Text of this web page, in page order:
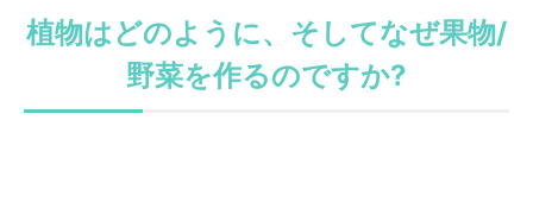
植物はどのように、そしてなぜ果物/
野菜を作るのですか?